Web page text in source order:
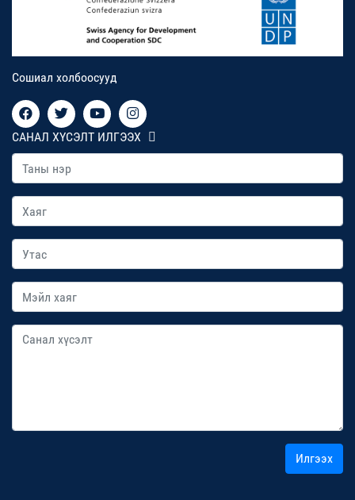
Сошиал холбоосууд
САНАЛ ХҮСЭЛТ ИЛГЭЭХ
Илгээх